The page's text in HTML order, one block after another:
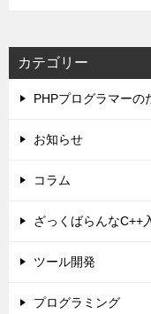
カテゴリー
PHPプログラマーの
お知らせ
コラム
ざっくばらんなC++
ツール開発
プログラミング